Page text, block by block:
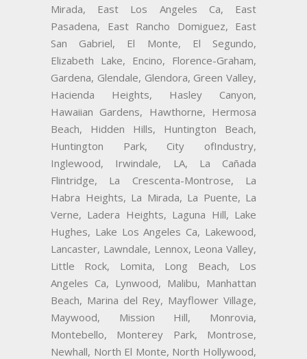
Mirada, East Los Angeles Ca, East
Pasadena, East Rancho Domiguez, East
San Gabriel, El Monte, El Segundo,
Elizabeth Lake, Encino, Florence-Graham,
Gardena, Glendale, Glendora, Green Valley,
Hacienda Heights, Hasley Canyon,
Hawaiian Gardens, Hawthorne, Hermosa
Beach, Hidden Hills, Huntington Beach,
Huntington Park, City ofIndustry,
Inglewood, Irwindale, LA, La Cañada
Flintridge, La Crescenta-Montrose, La
Habra Heights, La Mirada, La Puente, La
Verne, Ladera Heights, Laguna Hill, Lake
Hughes, Lake Los Angeles Ca, Lakewood,
Lancaster, Lawndale, Lennox, Leona Valley,
Little Rock, Lomita, Long Beach, Los
Angeles Ca, Lynwood, Malibu, Manhattan
Beach, Marina del Rey, Mayflower Village,
Maywood, Mission Hill, Monrovia,
Montebello, Monterey Park, Montrose,
Newhall, North El Monte, North Hollywood,